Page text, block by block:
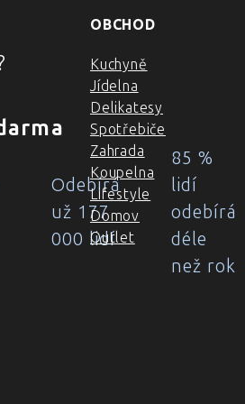
Odebírá
už 177
000 lidí
85 %
lidí
odebírá
déle
než rok
OBCHOD
Kuchyně
Jídelna
Delikatesy
Spotřebiče
Zahrada
Koupelna
Lifestyle
Domov
Outlet